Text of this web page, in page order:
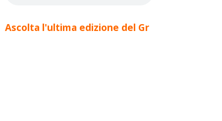
Ascolta l'ultima edizione del Gr